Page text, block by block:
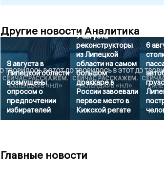
Другие новости Аналитика
8 августа в
Липецкой области
возмущены
опросом о
предпочтении
избирателей
7 августа
реконструкторы
из Липецкой
области на самом
большом
драккаре в
России завоевали
первое место в
Кижской регате
6
Главные новости